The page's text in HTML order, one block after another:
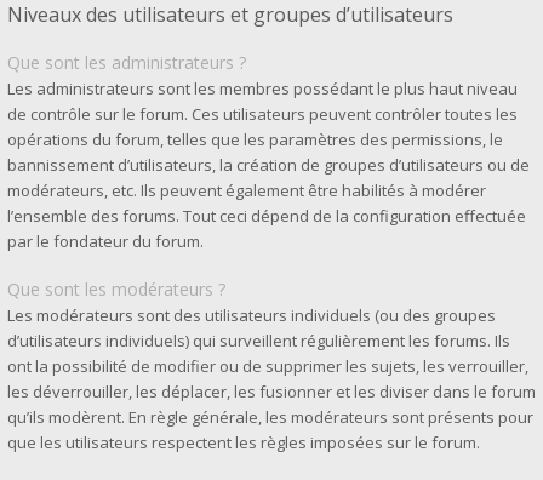
Niveaux des utilisateurs et groupes d’utilisateurs
Que sont les administrateurs ?
Les administrateurs sont les membres possédant le plus haut niveau
de contrôle sur le forum. Ces utilisateurs peuvent contrôler toutes les
opérations du forum, telles que les paramètres des permissions, le
bannissement d’utilisateurs, la création de groupes d’utilisateurs ou de
modérateurs, etc. Ils peuvent également être habilités à modérer
l’ensemble des forums. Tout ceci dépend de la configuration effectuée
par le fondateur du forum.
Que sont les modérateurs ?
Les modérateurs sont des utilisateurs individuels (ou des groupes
d’utilisateurs individuels) qui surveillent régulièrement les forums. Ils
ont la possibilité de modifier ou de supprimer les sujets, les verrouiller,
les déverrouiller, les déplacer, les fusionner et les diviser dans le forum
qu’ils modèrent. En règle générale, les modérateurs sont présents pour
que les utilisateurs respectent les règles imposées sur le forum.